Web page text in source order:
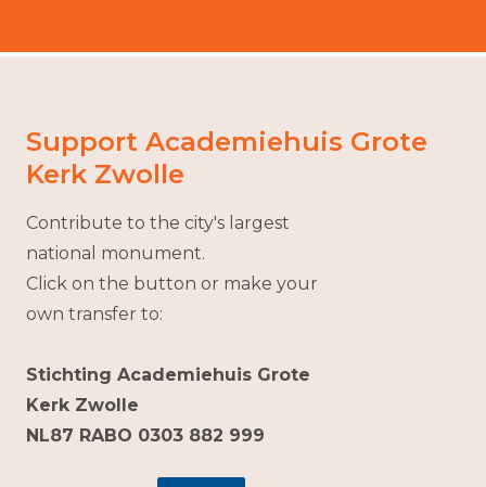
Support Academiehuis Grote
Kerk Zwolle
Contribute to the city's largest
national monument.
Click on the button or make your
own transfer to:
Stichting Academiehuis Grote
Kerk Zwolle
NL87 RABO 0303 882 999